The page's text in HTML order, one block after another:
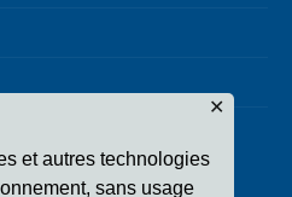
et autres technologies
sans usage
✕